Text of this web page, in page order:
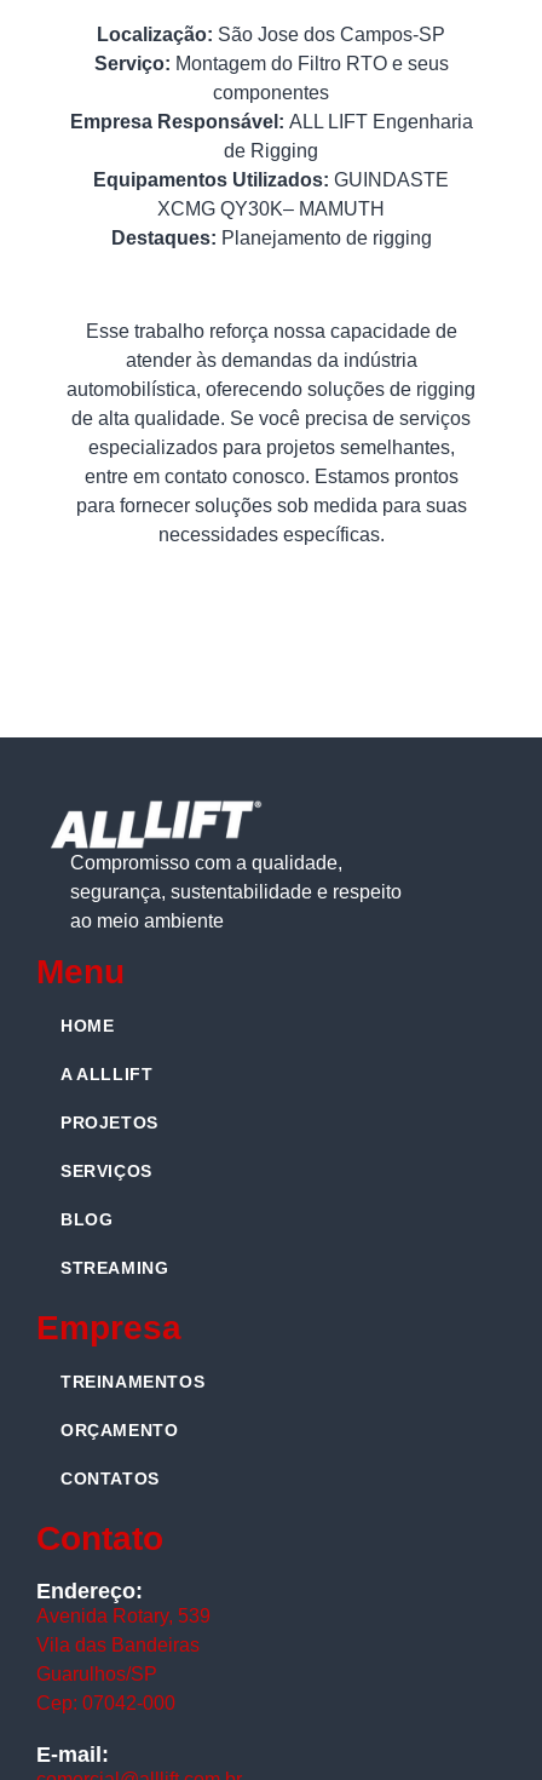
Localização: São Jose dos Campos-SP
Serviço: Montagem do Filtro RTO e seus
componentes
Empresa Responsável: ALL LIFT Engenharia
de Rigging
Equipamentos Utilizados: GUINDASTE
XCMG QY30K– MAMUTH
Destaques: Planejamento de rigging
Esse trabalho reforça nossa capacidade de
atender às demandas da indústria
automobilística, oferecendo soluções de rigging
de alta qualidade. Se você precisa de serviços
especializados para projetos semelhantes,
entre em contato conosco. Estamos prontos
para fornecer soluções sob medida para suas
necessidades específicas.
Compromisso com a qualidade,
segurança, sustentabilidade e respeito
ao meio ambiente
Menu
HOME
A ALLLIFT
PROJETOS
SERVIÇOS
BLOG
STREAMING
Empresa
TREINAMENTOS
ORÇAMENTO
CONTATOS
Contato
Endereço:
Avenida Rotary, 539
Vila das Bandeiras
Guarulhos/SP
Cep: 07042-000
E-mail: